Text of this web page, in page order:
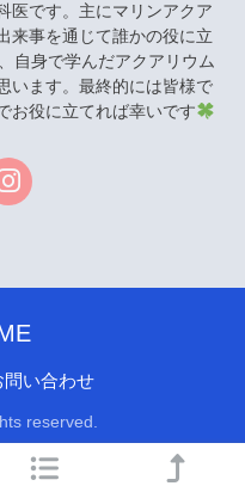
医です。主にマリンアクア
来事を通じて誰かの役に立
自身で学んだアクアリウム
います。最終的には皆様で
お役に立てれば幸いです
問い合わせ
reserved.